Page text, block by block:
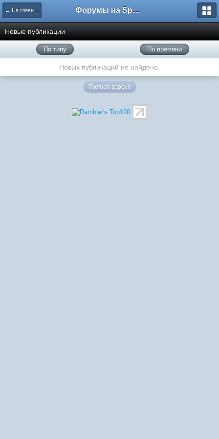
← На главную Форумы на Sportbox.ru
Новые публикации
По типу По времени
Новых публикаций не найдено.
Полная версия